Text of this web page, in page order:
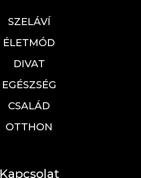
SZELÁVÍ
ÉLETMÓD
DIVAT
EGÉSZSÉG
CSALÁD
OTTHON
Kapcsolat